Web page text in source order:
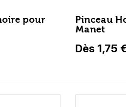
pour
Pinceau
Manet
Dès 1,75